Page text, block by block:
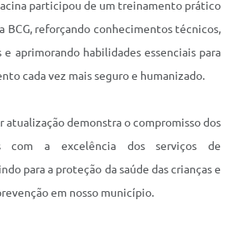
participou de um treinamento prático
BCG, reforçando conhecimentos técnicos,
aprimorando habilidades essenciais para
cada vez mais seguro e humanizado.
atualização demonstra o compromisso dos
com a excelência dos serviços de
para a proteção da saúde das crianças e
em nosso município.